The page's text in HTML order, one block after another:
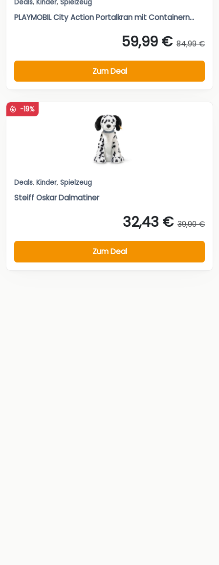
Deals, Kinder, Spielzeug
PLAYMOBIL City Action Portalkran mit Containern...
59,99 € 84,99 €
Zum Deal
-19%
Deals, Kinder, Spielzeug
Steiff Oskar Dalmatiner
32,43 € 39,90 €
Zum Deal